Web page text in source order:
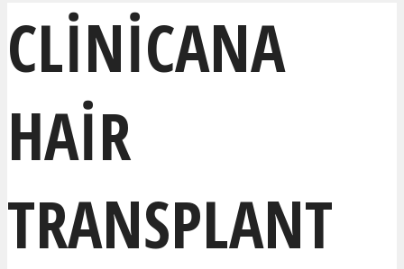
CLINICANA
HAIR
TRANSPLANT